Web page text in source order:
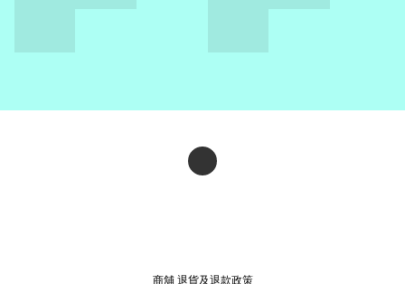
商舖 退貨及退款政策